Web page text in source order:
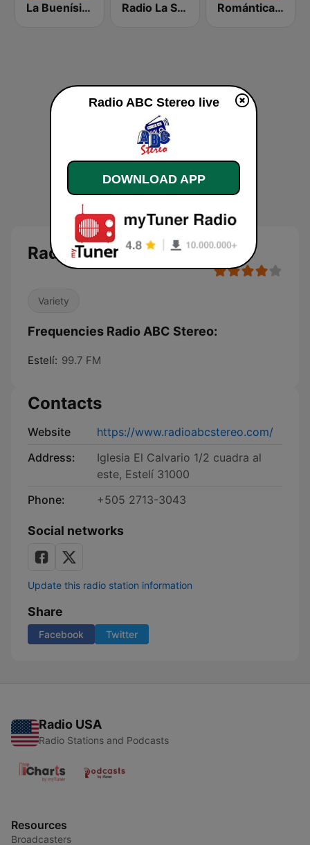
La Buenísima Radio La Sandino Romántica 98.7 FM
Radio ABC Stereo
Variety
Frequencies Radio ABC Stereo:
Estelí: 99.7 FM
Contacts
Website
https://www.radioabcstereo.com/
Address:
Iglesia El Calvario 1/2 cuadra al
este, Estelí 31000
Phone:
+505 2713-3043
Social networks
Update this radio station information
Share
Facebook Twitter
Radio USA
Radio Stations and Podcasts
Resources
Broadcasters
Radio ABC Stereo live
DOWNLOAD APP